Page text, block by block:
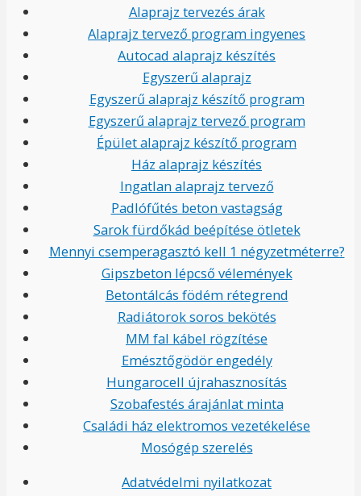
Alaprajz tervezés árak
Alaprajz tervező program ingyenes
Autocad alaprajz készítés
Egyszerű alaprajz
Egyszerű alaprajz készítő program
Egyszerű alaprajz tervező program
Épület alaprajz készítő program
Ház alaprajz készítés
Ingatlan alaprajz tervező
Padlófűtés beton vastagság
Sarok fürdőkád beépítése ötletek
Mennyi csemperagasztó kell 1 négyzetméterre?
Gipszbeton lépcső vélemények
Betontálcás födém rétegrend
Radiátorok soros bekötés
MM fal kábel rögzítése
Emésztőgödör engedély
Hungarocell újrahasznosítás
Szobafestés árajánlat minta
Családi ház elektromos vezetékelése
Mosógép szerelés
Adatvédelmi nyilatkozat